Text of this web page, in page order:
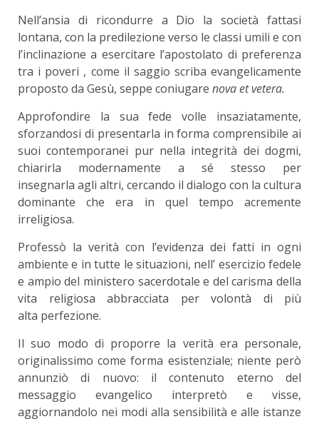
Nell’ansia di ricondurre a Dio la società fattasi
lontana, con la predilezione verso le classi umili e con
l’inclinazione a esercitare l’apostolato di preferenza
tra i poveri , come il saggio scriba evangelicamente
proposto da Gesù, seppe coniugare nova et vetera.
Approfondire la sua fede volle insaziatamente,
sforzandosi di presentarla in forma comprensibile ai
suoi contemporanei pur nella integrità dei dogmi,
chiarirla modernamente a sé stesso per
insegnarla agli altri, cercando il dialogo con la cultura
dominante che era in quel tempo acremente
irreligiosa.
Professò la verità con l’evidenza dei fatti in ogni
ambiente e in tutte le situazioni, nell’ esercizio fedele
e ampio del ministero sacerdotale e del carisma della
vita religiosa abbracciata per volontà di più
alta perfezione.
Il suo modo di proporre la verità era personale,
originalissimo come forma esistenziale; niente però
annunziò di nuovo: il contenuto eterno del
messaggio evangelico interpretò e visse,
aggiornandolo nei modi alla sensibilità e alle istanze